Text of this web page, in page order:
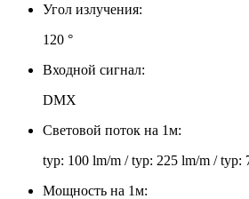
Угол излучения:
120 °
Входной сигнал:
DMX
Световой поток на 1м:
typ: 100 lm/m / typ: 225 lm/m / typ:
Мощность на 1м: